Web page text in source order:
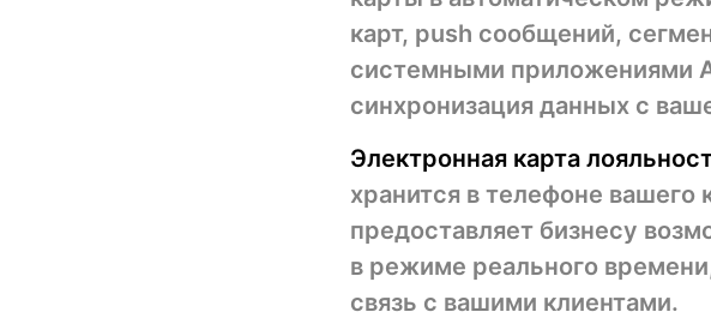
карт, push сообщений,
системными приложениями
синхронизация данных с
Электронная карта
хранится в телефоне вашего
предоставляет бизнесу
в режиме реального
связь с вашими клиентами.